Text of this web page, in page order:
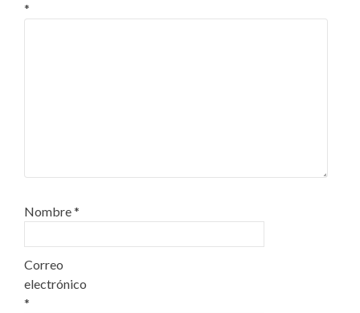
*
Nombre*
Correo
electrónico
*